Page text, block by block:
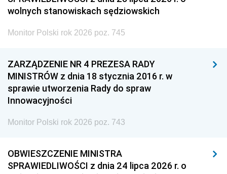
wolnych stanowiskach sędziowskich
Monitor Polski rok 2026 poz. 745
ZARZĄDZENIE NR 4 PREZESA RADY
MINISTRÓW z dnia 18 stycznia 2016 r. w
sprawie utworzenia Rady do spraw
Innowacyjności
Monitor Polski rok 2026 poz. 743
OBWIESZCZENIE MINISTRA
SPRAWIEDLIWOŚCI z dnia 24 lipca 2026 r. o